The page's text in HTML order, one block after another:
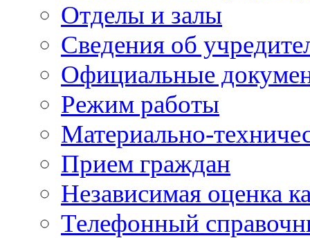
Отделы и залы
Сведения об
Официальные
Режим работы
Материально-
Прием граждан
Независимая оценка
Телефонный